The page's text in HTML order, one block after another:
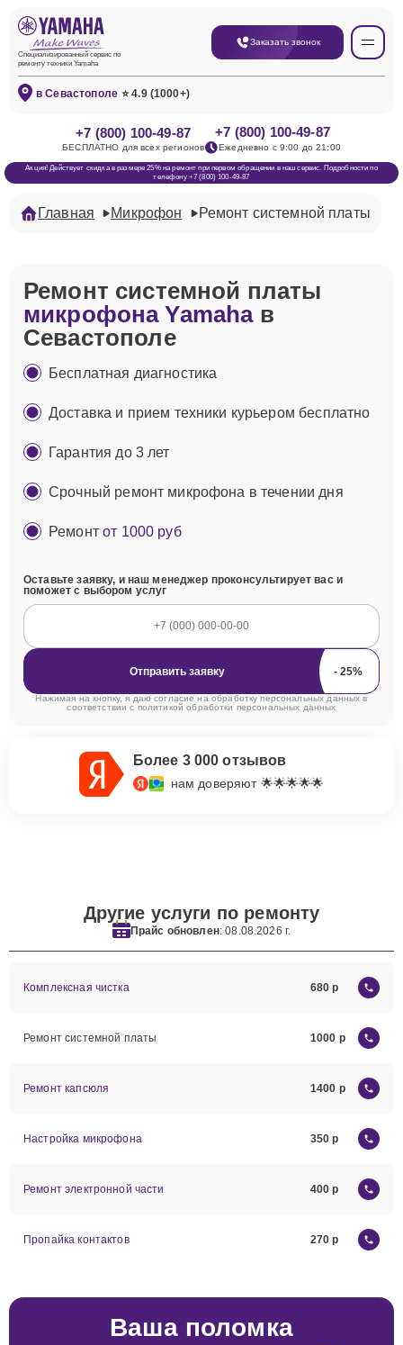
Специализированный сервис по
ремонту техники Yamaha
Заказать звонок
в Севастополе ⭐ 4.9 (1000+)
+7 (800) 100-49-87
БЕСПЛАТНО для всех регионов
+7 (800) 100-49-87
Ежедневно с 9:00 до 21:00
Акция! Действует скидка в размере 25% на ремонт при первом обращении в наш сервис. Подробности по
телефону +7 (800) 100-49-87
Главная Микрофон Ремонт системной платы
Ремонт системной платы
микрофона Yamahaв
Севастополе
Бесплатная диагностика
Доставка и прием техники курьером бесплатно
Гарантия до 3 лет
Срочный ремонт микрофона в течении дня
Ремонтот 1000 руб
Оставьте заявку, и наш менеджер проконсультирует вас и
поможет с выбором услуг
Отправить заявку
Нажимая на кнопку, я даю согласие на обработку персональных данных в
соответствии с политикой обработки персональных данных
Более 3 000 отзывов
нам доверяют 🌟🌟🌟🌟🌟
Другие услуги по ремонту
Прайс обновлен: 08.08.2026 г.
Комплексная чистка 680
Ремонт системной платы 1000
Ремонт капсюля 1400
Настройка микрофона 350
Ремонт электронной части 400
Пропайка контактов 270
Ваша поломка